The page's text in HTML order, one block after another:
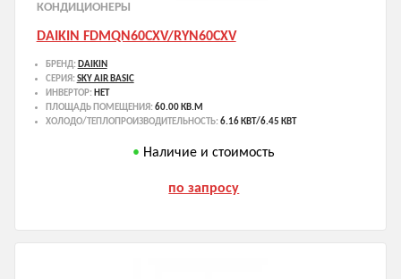
КОНДИЦИОНЕРЫ
DAIKIN FDMQN60CXV/RYN60CXV
БРЕНД: DAIKIN
СЕРИЯ: SKY AIR BASIC
ИНВЕРТОР: НЕТ
ПЛОЩАДЬ ПОМЕЩЕНИЯ: 60.00 КВ.М
ХОЛОДО/ТЕПЛОПРОИЗВОДИТЕЛЬНОСТЬ: 6.16 КВТ/6.45 КВТ
Наличие и стоимость
по запросу